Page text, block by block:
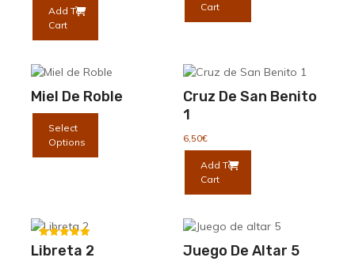
Add To
Cart
Cart
Miel De Roble
Select
Options
Cruz De San Benito
1
6,50€
Add To
Cart
Libreta 2
Valorado
con
Juego De Altar 5